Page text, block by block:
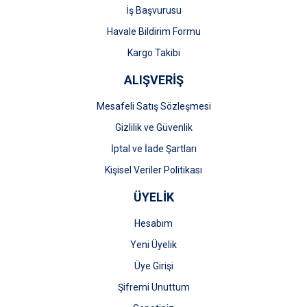
Gönder
İş Başvurusu
Havale Bildirim Formu
Kargo Takibi
ALIŞVERİŞ
Mesafeli Satış Sözleşmesi
Gizlilik ve Güvenlik
İptal ve İade Şartları
Kişisel Veriler Politikası
ÜYELİK
Hesabım
Yeni Üyelik
Üye Girişi
Şifremi Unuttum